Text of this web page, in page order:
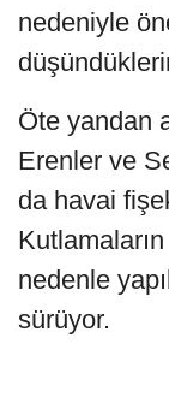
nedeniyle
Öte yandan
Erenler ve
da havai
nedenle
sürüyor.